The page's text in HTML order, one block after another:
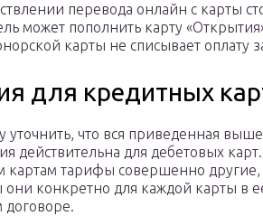
перевода онлайн с карты
может пополнить карту
карты не списывает оплату
для кредитных
уточнить, что вся приведенная выше
действительна для дебетовых
картам тарифы совершенно другие,
они конкретно для каждой карты в
договоре.